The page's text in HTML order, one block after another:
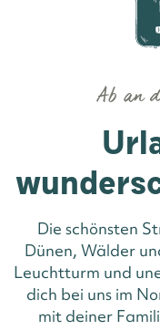
Ab an
Die schönsten
Dünen, Wälder
Leuchtturm und
dich bei uns im
mit deiner